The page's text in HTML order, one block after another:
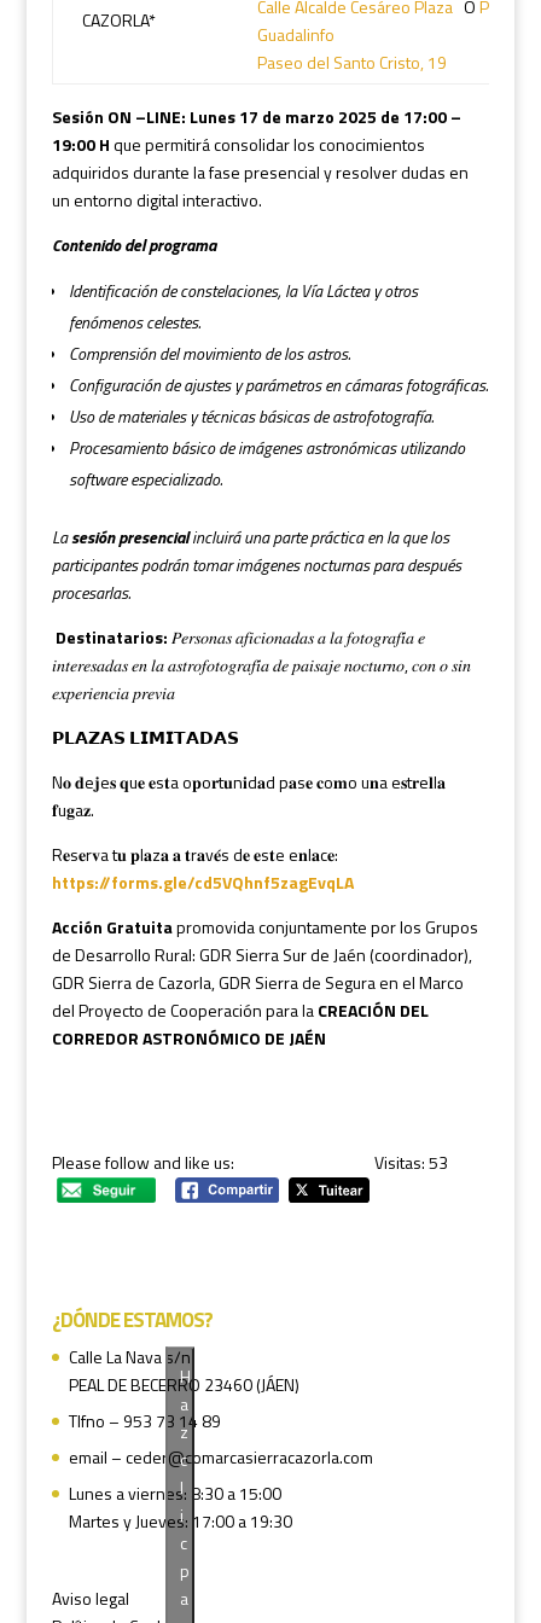
CAZORLA*
Calle Alcalde Cesáreo Plaza ÓPunto
Guadalinfo
Paseo del Santo Cristo, 19
Sesión ON –LINE: Lunes 17 de marzo 2025 de 17:00 –
19:00 Hque permitirá consolidar los conocimientos
adquiridos durante la fase presencial y resolver dudas en
un entorno digital interactivo.
Contenido del programa
Identificación de constelaciones, la Vía Láctea y otros
fenómenos celestes.
Comprensión del movimiento de los astros.
Configuración de ajustes y parámetros en cámaras fotográficas.
Uso de materiales y técnicas básicas de astrofotografía.
Procesamiento básico de imágenes astronómicas utilizando
software especializado.
Lasesión presencialincluirá una parte práctica en la que los
participantes podrán tomar imágenes nocturnas para después
procesarlas.
Destinatarios:𝑃𝑒𝑟𝑠𝑜𝑛𝑎𝑠 𝑎𝑓𝑖𝑐𝑖𝑜𝑛𝑎𝑑𝑎𝑠 𝑎 𝑙𝑎 𝑓𝑜𝑡𝑜𝑔𝑟𝑎𝑓𝑖́𝑎 𝑒
𝑖𝑛𝑡𝑒𝑟𝑒𝑠𝑎𝑑𝑎𝑠 𝑒𝑛 𝑙𝑎 𝑎𝑠𝑡𝑟𝑜𝑓𝑜𝑡𝑜𝑔𝑟𝑎𝑓𝑖́𝑎 𝑑𝑒 𝑝𝑎𝑖𝑠𝑎𝑗𝑒 𝑛𝑜𝑐𝑡𝑢𝑟𝑛𝑜, 𝑐𝑜𝑛 𝑜 𝑠𝑖𝑛
𝑒𝑥𝑝𝑒𝑟𝑖𝑒𝑛𝑐𝑖𝑎 𝑝𝑟𝑒𝑣𝑖𝑎
𝗣𝗟𝗔𝗭𝗔𝗦 𝗟𝗜𝗠𝗜𝗧𝗔𝗗𝗔𝗦
N𝐨 𝐝e𝐣e𝐬 𝐪u𝐞 𝐞s𝐭a o𝐩o𝐫t𝐮n𝐢d𝐚d p𝐚s𝐞 𝐜o𝐦o u𝐧a e𝐬t𝐫e𝐥l𝐚
𝐟u𝐠a𝐳.
R𝐞s𝐞r𝐯a t𝐮 𝐩l𝐚z𝐚 𝐚 𝐭r𝐚v𝐞́s d𝐞 𝐞s𝐭e e𝐧l𝐚c𝐞:
https://forms.gle/cd5VQhnf5zagEvqLA
Acción Gratuitapromovida conjuntamente por los Grupos
de Desarrollo Rural: GDR Sierra Sur de Jaén (coordinador),
GDR Sierra de Cazorla, GDR Sierra de Segura en el Marco
del Proyecto de Cooperación para laCREACIÓN DEL
CORREDOR ASTRONÓMICO DE JAÉN
Please follow and like us: Visitas: 53
¿DÓNDE ESTAMOS?
Calle La Nava s/n
PEAL DE BECERRO 23460 (JÁEN)
Tlfno – 953 73 14 89
email – ceder@comarcasierracazorla.com
Lunes a viernes: 8:30 a 15:00
Martes y Jueves: 17:00 a 19:30
Aviso legal
H
a
z
c
l
i
c
p
a